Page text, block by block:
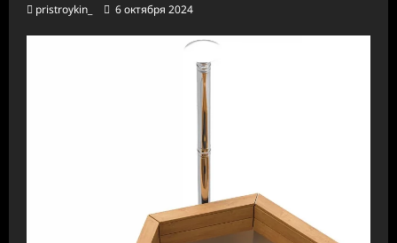
pristroykin_ 6 октября 2024